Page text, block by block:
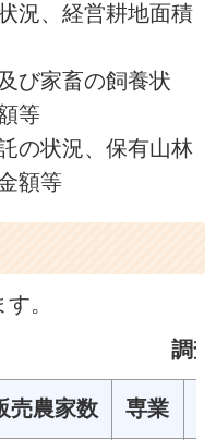
況、経営耕地面積
び家畜の飼養状
等
の状況、保有山林
額等
。
調
売農家数 専業